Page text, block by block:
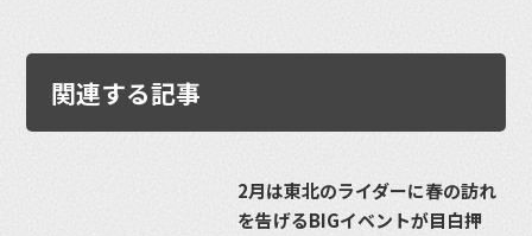
関連する記事
2月は東北のライダーに春の訪れ
を告げるBIGイベントが目白押